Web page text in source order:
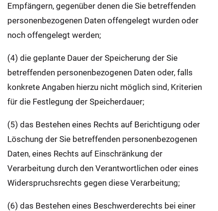
Empfängern, gegenüber denen die Sie betreffenden
personenbezogenen Daten offengelegt wurden oder
noch offengelegt werden;
(4) die geplante Dauer der Speicherung der Sie
betreffenden personenbezogenen Daten oder, falls
konkrete Angaben hierzu nicht möglich sind, Kriterien
für die Festlegung der Speicherdauer;
(5) das Bestehen eines Rechts auf Berichtigung oder
Löschung der Sie betreffenden personenbezogenen
Daten, eines Rechts auf Einschränkung der
Verarbeitung durch den Verantwortlichen oder eines
Widerspruchsrechts gegen diese Verarbeitung;
(6) das Bestehen eines Beschwerderechts bei einer